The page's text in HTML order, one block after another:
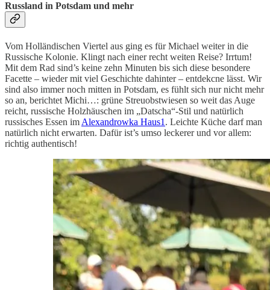
Russland in Potsdam und mehr
Vom Holländischen Viertel aus ging es für Michael weiter in die
Russische Kolonie. Klingt nach einer recht weiten Reise? Irrtum!
Mit dem Rad sind’s keine zehn Minuten bis sich diese besondere
Facette – wieder mit viel Geschichte dahinter – entdekcne lässt. Wir
sind also immer noch mitten in Potsdam, es fühlt sich nur nicht mehr
so an, berichtet Michi…: grüne Streuobstwiesen so weit das Auge
reicht, russische Holzhäuschen im „Datscha“-Stil und natürlich
russisches Essen im Alexandrowka Haus1 . Leichte Küche darf man
natürlich nicht erwarten. Dafür ist’s umso leckerer und vor allem:
richtig authentisch!